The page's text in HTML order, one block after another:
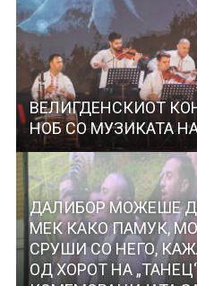
ВЕЛИГДЕНСКИОТ
НОБ СО МУЗИКАТА
ДАЛИБОР МОЖЕШЕ
МЕК КАКО ПАМУК,
СРУШИ СО НЕГО,
ОД ХОРОТ НА